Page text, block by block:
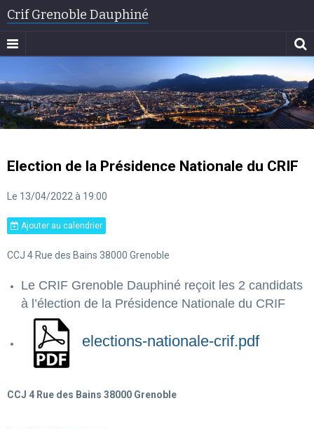
Crif Grenoble Dauphiné
Election de la Présidence Nationale du CRIF
Le 13/04/2022à 19:00
Ajouter au calendrier
CCJ 4 Rue des Bains 38000 Grenoble
Le CRIF Grenoble Dauphiné reçoit les 2 candidats
à l’élection de la Présidence Nationale du CRIF
elections-nationale-crif.pdf
CCJ 4 Rue des Bains 38000 Grenoble